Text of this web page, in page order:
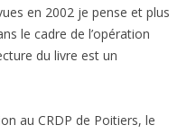
en 2002 je pense et plus
le cadre de l’opération
du livre est un
au CRDP de Poitiers, le